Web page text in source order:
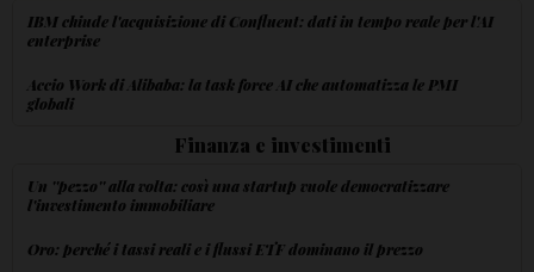
IBM chiude l'acquisizione di Confluent: dati in tempo reale per l'AI
enterprise
Accio Work di Alibaba: la task force AI che automatizza le PMI
globali
Finanza e investimenti
Un ''pezzo'' alla volta: così una startup vuole democratizzare
l'investimento immobiliare
Oro: perché i tassi reali e i flussi ETF dominano il prezzo